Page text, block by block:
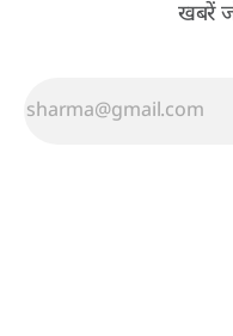
खबरें